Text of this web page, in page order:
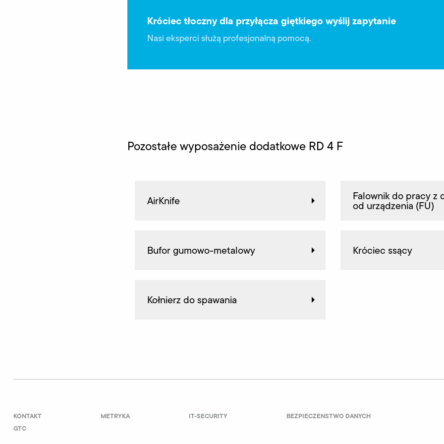
Króciec tłoczny dla przyłącza giętkiego wyślij zapytanie
Nasi eksperci służą profesjonalną pomocą.
Pozostałe wyposażenie dodatkowe RD 4 F
AirKnife Falownik do pracy z
od urządzenia (FU)
Bufor gumowo-metalowy Króciec ssący
Kołnierz do spawania
KONTAKT METRYKA IT-SECURITY
BEZPIECZENSTWO DANYCH
GTC